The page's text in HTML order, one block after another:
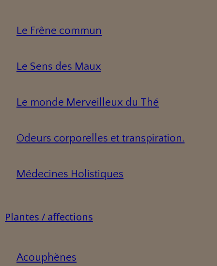
Le Frêne commun
Le Sens des Maux
Le monde Merveilleux du Thé
Odeurs corporelles et transpiration.
Médecines Holistiques
Plantes / affections
Acouphènes